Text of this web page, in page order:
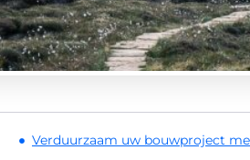
Verduurzaam uw bouwproject